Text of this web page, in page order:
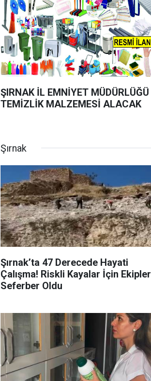
ŞIRNAK İL EMNİYET MÜDÜRLÜĞÜ
TEMİZLİK MALZEMESİ ALACAK
Şırnak
Şırnak’ta 47 Derecede Hayati
Çalışma! Riskli Kayalar İçin Ekipler
Seferber Oldu